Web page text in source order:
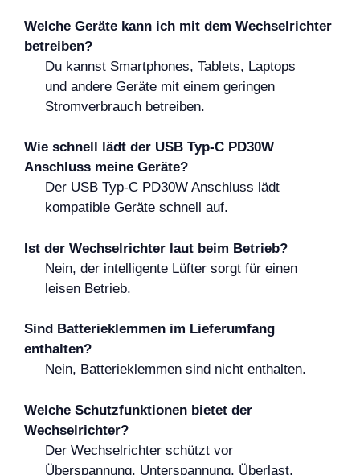
Welche Geräte kann ich mit dem Wechselrichter
betreiben?
Du kannst Smartphones, Tablets, Laptops
und andere Geräte mit einem geringen
Stromverbrauch betreiben.
Wie schnell lädt der USB Typ-C PD30W
Anschluss meine Geräte?
Der USB Typ-C PD30W Anschluss lädt
kompatible Geräte schnell auf.
Ist der Wechselrichter laut beim Betrieb?
Nein, der intelligente Lüfter sorgt für einen
leisen Betrieb.
Sind Batterieklemmen im Lieferumfang
enthalten?
Nein, Batterieklemmen sind nicht enthalten.
Welche Schutzfunktionen bietet der
Wechselrichter?
Der Wechselrichter schützt vor
Überspannung, Unterspannung, Überlast,